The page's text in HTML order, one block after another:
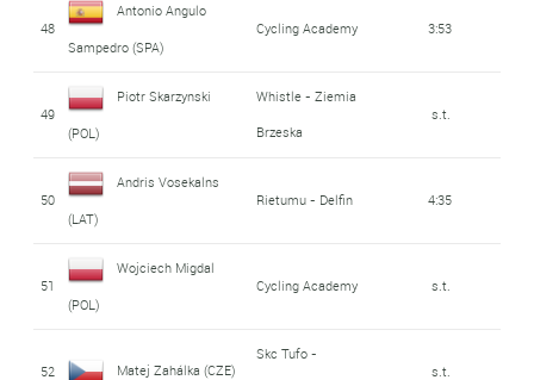
48
Antonio Angulo
Sampedro (SPA)
Cycling Academy 3:53
49
Piotr Skarzynski
(POL)
Whistle - Ziemia
Brzeska
s.t.
50
Andris Vosekalns
(LAT)
Rietumu - Delfin 4:35
51
Wojciech Migdal
(POL)
Cycling Academy s.t.
52 Matej Zahálka (CZE)
Skc Tufo -
s.t.